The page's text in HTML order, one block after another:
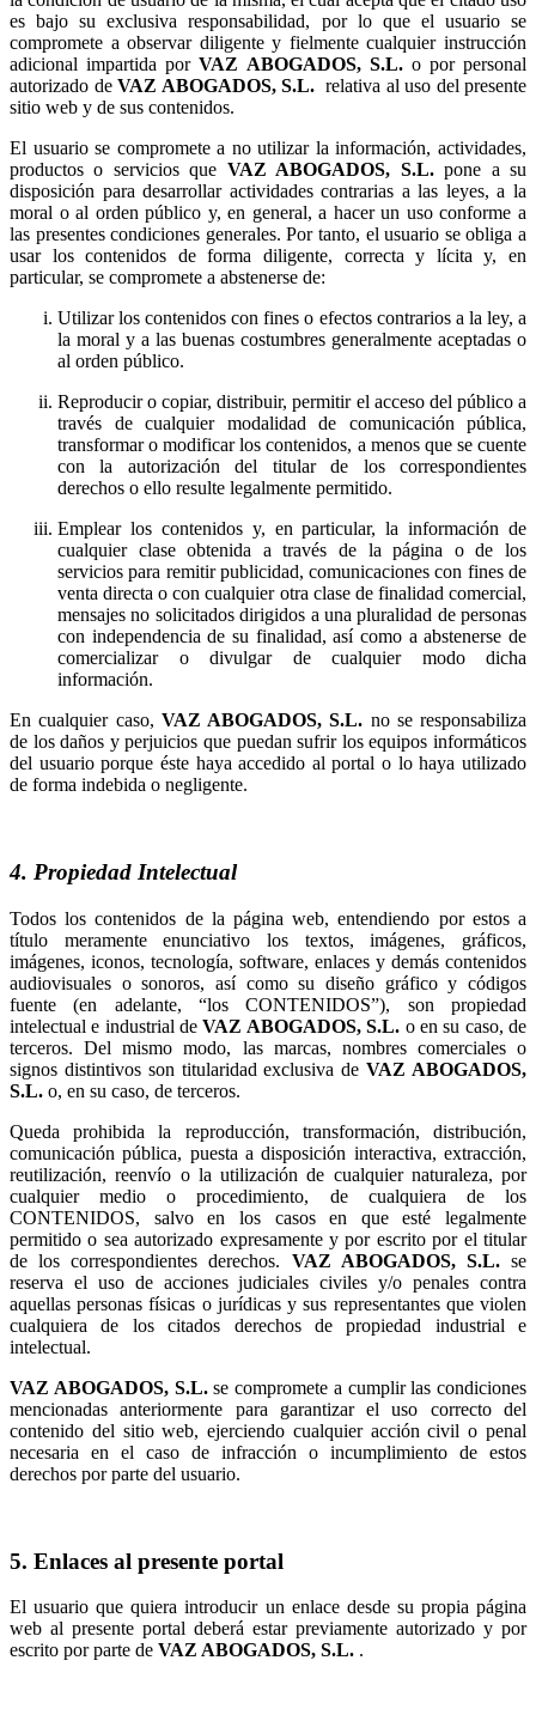
es bajo su exclusiva responsabilidad, por lo que el usuario se
compromete a observar diligente y fielmente cualquier instrucción
adicional impartida por
o por personal
autorizado de
relativa al uso del presente
sitio web y de sus contenidos.
El usuario se compromete a no utilizar la información, actividades,
productos o servicios que
pone a su
disposición para desarrollar actividades contrarias a las leyes, a la
moral o al orden público y, en general, a hacer un uso conforme a
las presentes condiciones generales. Por tanto, el usuario se obliga a
usar los contenidos de forma diligente, correcta y lícita y, en
particular, se compromete a abstenerse de:
Utilizar los contenidos con fines o efectos contrarios a la ley, a
la moral y a las buenas costumbres generalmente aceptadas o
al orden público.
Reproducir o copiar, distribuir, permitir el acceso del público a
través de cualquier modalidad de comunicación pública,
transformar o modificar los contenidos, a menos que se cuente
con la autorización del titular de los correspondientes
derechos o ello resulte legalmente permitido.
Emplear los contenidos y, en particular, la información de
cualquier clase obtenida a través de la página o de los
servicios para remitir publicidad, comunicaciones con fines de
venta directa o con cualquier otra clase de finalidad comercial,
mensajes no solicitados dirigidos a una pluralidad de personas
con independencia de su finalidad, así como a abstenerse de
comercializar o divulgar de cualquier modo dicha
información.
En cualquier caso,
no se responsabiliza
de los daños y perjuicios que puedan sufrir los equipos informáticos
del usuario porque éste haya accedido al portal o lo haya utilizado
de forma indebida o negligente.
4. Propiedad Intelectual
Todos los contenidos de la página web, entendiendo por estos a
título meramente enunciativo los textos, imágenes, gráficos,
imágenes, iconos, tecnología, software, enlaces y demás contenidos
audiovisuales o sonoros, así como su diseño gráfico y códigos
fuente (en adelante, “los CONTENIDOS”), son propiedad
intelectual e industrial de
o en su caso, de
terceros. Del mismo modo, las marcas, nombres comerciales o
signos distintivos son titularidad exclusiva de
o, en su caso, de terceros.
Queda prohibida la reproducción, transformación, distribución,
comunicación pública, puesta a disposición interactiva, extracción,
reutilización, reenvío o la utilización de cualquier naturaleza, por
cualquier medio o procedimiento, de cualquiera de los
CONTENIDOS, salvo en los casos en que esté legalmente
permitido o sea autorizado expresamente y por escrito por el titular
de los correspondientes derechos.
se
reserva el uso de acciones judiciales civiles y/o penales contra
aquellas personas físicas o jurídicas y sus representantes que violen
cualquiera de los citados derechos de propiedad industrial e
intelectual.
se compromete a cumplir las condiciones
mencionadas anteriormente para garantizar el uso correcto del
contenido del sitio web, ejerciendo cualquier acción civil o penal
necesaria en el caso de infracción o incumplimiento de estos
derechos por parte del usuario.
5. Enlaces al presente portal
El usuario que quiera introducir un enlace desde su propia página
web al presente portal deberá estar previamente autorizado y por
escrito por parte de
.